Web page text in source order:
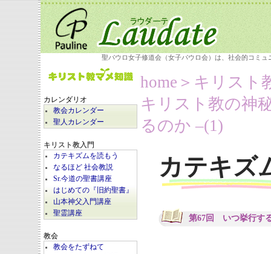
聖パウロ女子修道会（女子パウロ会）は、社会的コミ
カレンダリオ
教会カレンダー
聖人カレンダー
キリスト教入門
カテキズムを読もう
なるほど 社会教説
Sr.今道の聖書講座
はじめての『旧約聖書』
山本神父入門講座
聖霊講座
教会
教会をたずねて
home ＞キリスト
キリスト教の神
るのか –(1)
カテキズ
第67回 いつ挙行す